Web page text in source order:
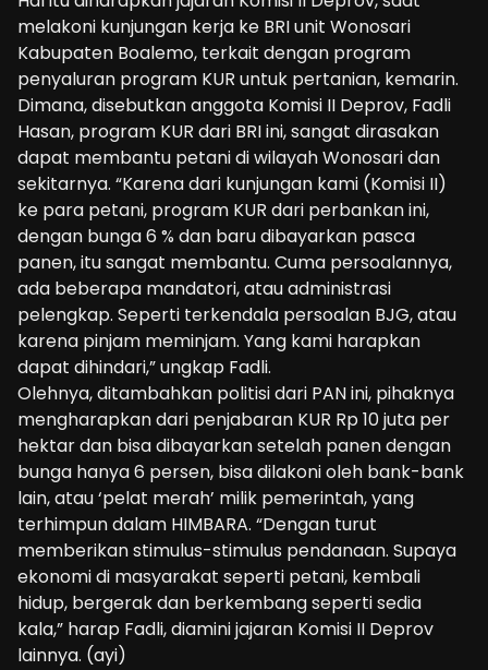
melakoni kunjungan kerja ke BRI unit Wonosari
Kabupaten Boalemo, terkait dengan program
penyaluran program KUR untuk pertanian, kemarin.
Dimana, disebutkan anggota Komisi II Deprov, Fadli
Hasan, program KUR dari BRI ini, sangat dirasakan
dapat membantu petani di wilayah Wonosari dan
sekitarnya. “Karena dari kunjungan kami (Komisi II)
ke para petani, program KUR dari perbankan ini,
dengan bunga 6 % dan baru dibayarkan pasca
panen, itu sangat membantu. Cuma persoalannya,
ada beberapa mandatori, atau administrasi
pelengkap. Seperti terkendala persoalan BJG, atau
karena pinjam meminjam. Yang kami harapkan
dapat dihindari,” ungkap Fadli.
Olehnya, ditambahkan politisi dari PAN ini, pihaknya
mengharapkan dari penjabaran KUR Rp 10 juta per
hektar dan bisa dibayarkan setelah panen dengan
bunga hanya 6 persen, bisa dilakoni oleh bank-bank
lain, atau ‘pelat merah’ milik pemerintah, yang
terhimpun dalam HIMBARA. “Dengan turut
memberikan stimulus-stimulus pendanaan. Supaya
ekonomi di masyarakat seperti petani, kembali
hidup, bergerak dan berkembang seperti sedia
kala,” harap Fadli, diamini jajaran Komisi II Deprov
lainnya. (ayi)